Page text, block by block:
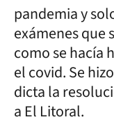
pandemia y
exámenes que
como se hacía
el covid. Se
dicta la
a El Litoral.